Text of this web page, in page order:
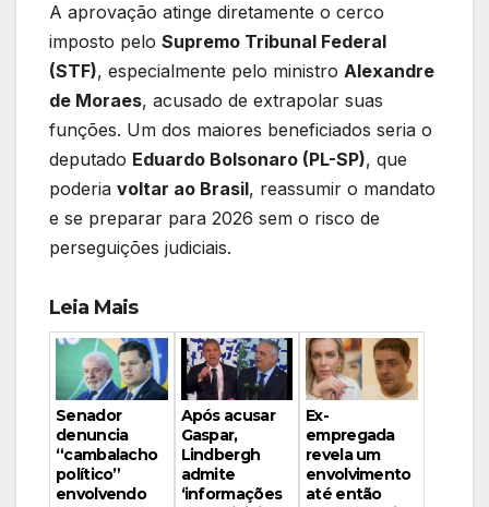
A aprovação atinge diretamente o cerco
imposto pelo Supremo Tribunal Federal
(STF), especialmente pelo ministro Alexandre
de Moraes, acusado de extrapolar suas
funções. Um dos maiores beneficiados seria o
deputado Eduardo Bolsonaro (PL-SP), que
poderia voltar ao Brasil, reassumir o mandato
e se preparar para 2026 sem o risco de
perseguições judiciais.
Leia Mais
Senador
denuncia
“cambalacho
político”
envolvendo
Após acusar
Gaspar,
Lindbergh
admite
‘informações
Ex-
empregada
revela um
envolvimento
até então